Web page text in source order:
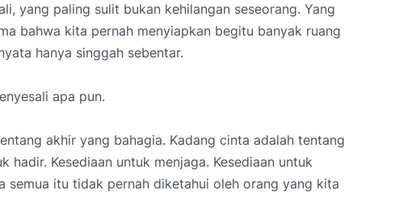
yang paling sulit bukan kehilangan seseorang. Yang
bahwa kita pernah menyiapkan begitu banyak ruang
hanya singgah sebentar.
apa pun.
akhir yang bahagia. Kadang cinta adalah tentang
hadir. Kesediaan untuk menjaga. Kesediaan untuk
semua itu tidak pernah diketahui oleh orang yang kita